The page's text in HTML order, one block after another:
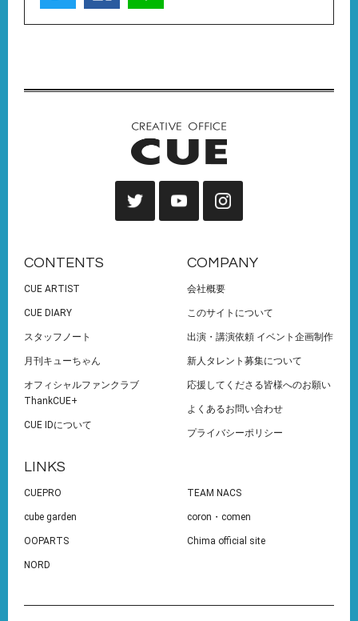
CONTENTS
CUE ARTIST
CUE DIARY
スタッフノート
月刊キューちゃん
オフィシャルファンクラブ
ThankCUE+
CUE IDについて
COMPANY
会社概要
このサイトについて
出演・講演依頼 イベント企画制作
新人タレント募集について
応援してくださる皆様へのお願い
よくあるお問い合わせ
プライバシーポリシー
LINKS
CUEPRO TEAM NACS
cube garden coron・comen
OOPARTS Chima official site
NORD